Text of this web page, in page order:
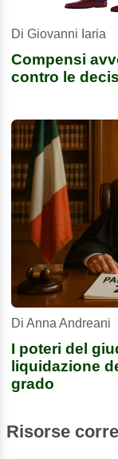
Di Giovanni Iaria
Compensi
contro le
Di Anna Andreani
I poteri del
liquidazione
grado
Risorse